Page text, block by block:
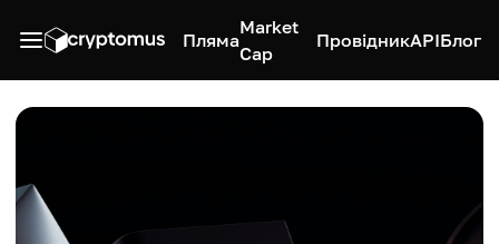
Пляма
Market
Cap
ПровідникAPIБлог